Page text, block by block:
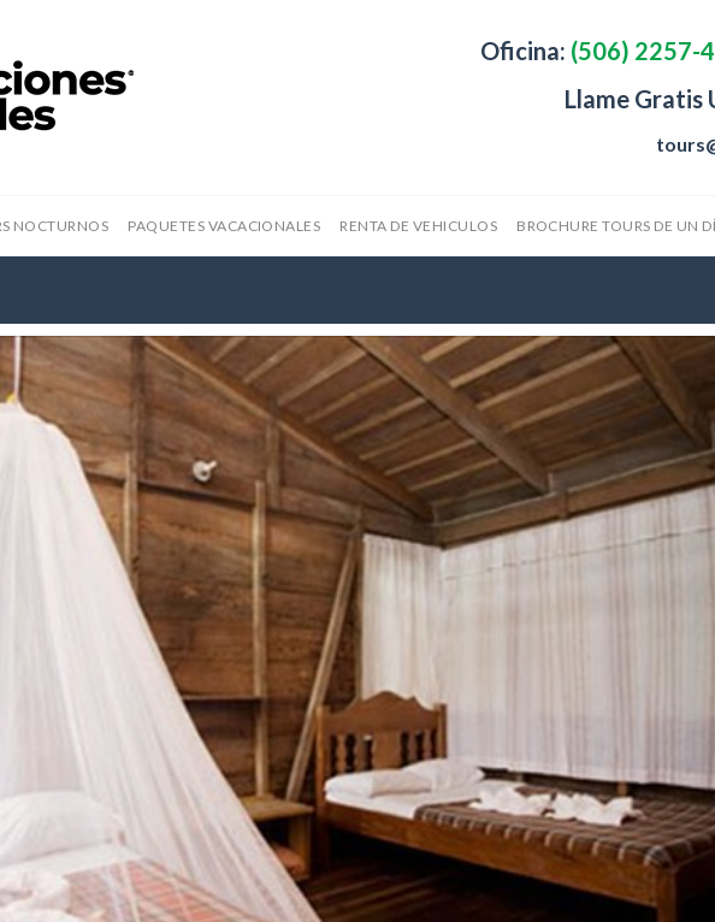
Oficina: (506) 2257-
Llame Gratis
NOCTURNOS PAQUETES VACACIONALES RENTA DE VEHICULOS BROCHURE TOURS DE UN